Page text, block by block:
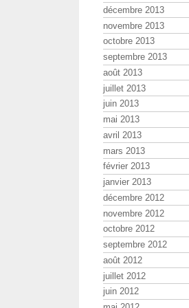
décembre 2013
novembre 2013
octobre 2013
septembre 2013
août 2013
juillet 2013
juin 2013
mai 2013
avril 2013
mars 2013
février 2013
janvier 2013
décembre 2012
novembre 2012
octobre 2012
septembre 2012
août 2012
juillet 2012
juin 2012